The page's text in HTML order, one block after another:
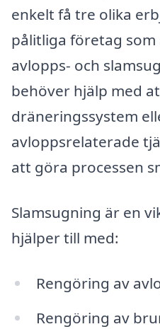
enkelt få tre olika
pålitliga företag som
avlopps- och
behöver hjälp med
dräneringssystem
avloppsrelaterade
att göra processen
Slamsugning är en
hjälper till med:
Rengöring av
Rengöring av